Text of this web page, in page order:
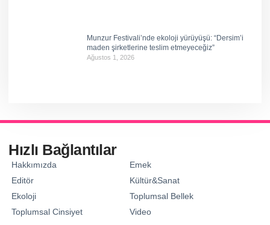
Munzur Festivali’nde ekoloji yürüyüşü: “Dersim’i
maden şirketlerine teslim etmeyeceğiz”
Ağustos 1, 2026
Hızlı Bağlantılar
Hakkımızda
Editör
Ekoloji
Toplumsal Cinsiyet
Emek
Kültür&Sanat
Toplumsal Bellek
Video